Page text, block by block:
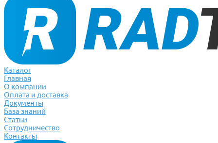
Каталог
Главная
О компании
Оплата и доставка
Документы
База знаний
Статьи
Сотрудничество
Контакты